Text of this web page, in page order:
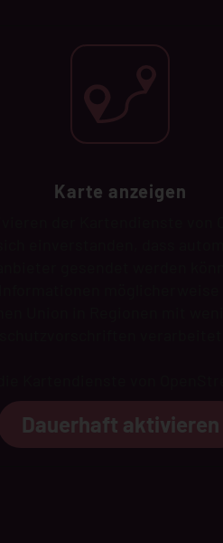
Karte anzeigen
Dauerhaft aktivieren